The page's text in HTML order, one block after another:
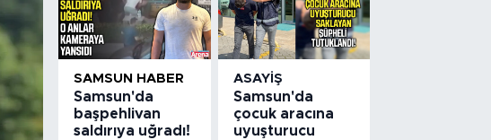
SAMSUN HABER
Samsun'da
başpehlivan
saldırıya uğradı!
ASAYIŞ
Samsun'da
çocuk aracına
uyuşturucu